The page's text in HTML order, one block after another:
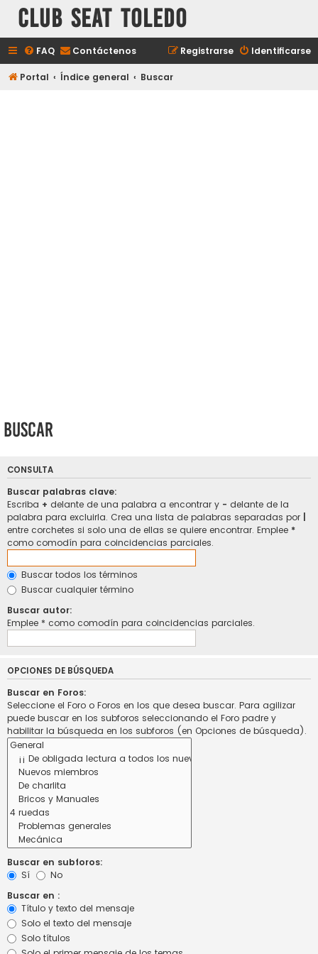
Club Seat Toledo
FAQ Contáctenos Identificarse
Registrarse
Portal Índice general Buscar
Buscar
CONSULTA
Buscar palabras clave:
Escriba + delante de una palabra a encontrar y - delante de la
palabra para excluirla. Crea una lista de palabras separadas por
entre corchetes si solo una de ellas se quiere encontrar. Emplee *
como comodín para coincidencias parciales.
Buscar todos los términos
Buscar cualquier término
Buscar autor:
Emplee * como comodín para coincidencias parciales.
OPCIONES DE BÚSQUEDA
Buscar en Foros:
Seleccione el Foro o Foros en los que desea buscar. Para agilizar
puede buscar en los subforos seleccionando el Foro padre y
habilitar la búsqueda en los subforos (en Opciones de búsqueda).
Buscar en subforos:
Sí
No
Buscar en :
Título y texto del mensaje
Solo el texto del mensaje
Solo títulos